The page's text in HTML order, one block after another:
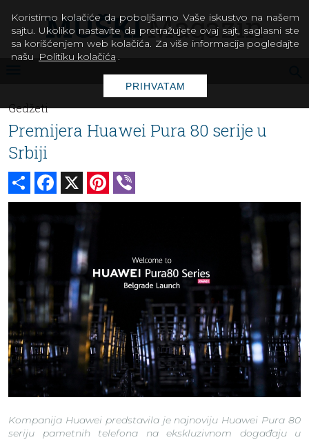
Gedžeti
Premijera Huawei Pura 80 serije u
Srbiji
Share Facebook Pinterest
Kompanija Huawei predstavila je najnoviju Huawei Pura 80
seriju pametnih telefona na ekskluzivnom događaju u
Koristimo kolačiće da poboljšamo Vaše iskustvo na našem
sajtu. Ukoliko nastavite da pretražujete ovaj sajt, saglasni ste
sa korišćenjem web kolačića. Za više informacija pogledajte
našu Politiku kolačića .
PRIHVATAM